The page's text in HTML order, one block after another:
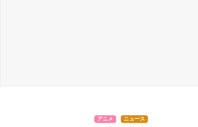
アニメ ニュース